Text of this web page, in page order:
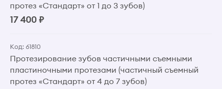
протез «Стандарт» от 1 до 3 зубов)
17 400 ₽
Код: 61810
Протезирование зубов частичными съемными
пластиночными протезами (частичный съемный
протез «Стандарт» от 4 до 7 зубов)